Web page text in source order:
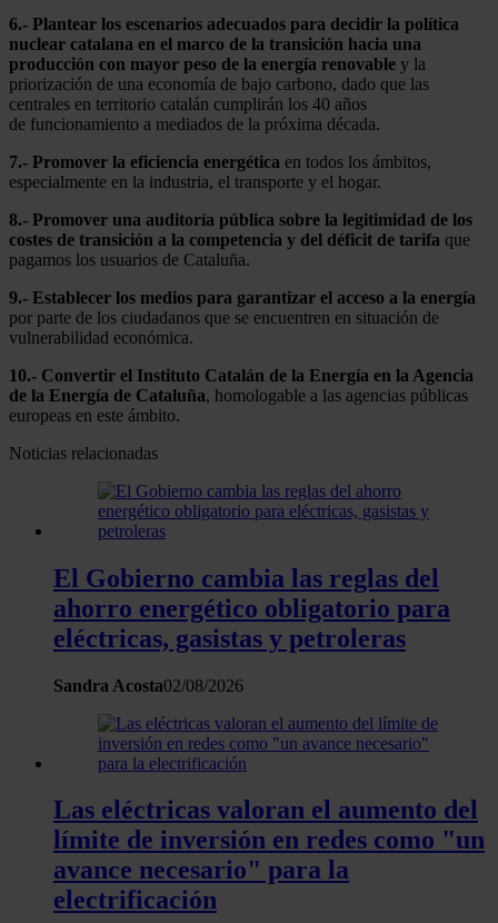
6.- Plantear los escenarios adecuados para decidir la política
nuclear catalana en el marco de la transición hacia una
producción con mayor peso de la energía renovable y la
priorización de una economía de bajo carbono, dado que las
centrales en territorio catalán cumplirán los 40 años
de funcionamiento a mediados de la próxima década.
7.- Promover la eficiencia energética en todos los ámbitos,
especialmente en la industria, el transporte y el hogar.
8.- Promover una auditoría pública sobre la legitimidad de los
costes de transición a la competencia y del déficit de tarifa que
pagamos los usuarios de Cataluña.
9.- Establecer los medios para garantizar el acceso a la energía
por parte de los ciudadanos que se encuentren en situación de
vulnerabilidad económica.
10.- Convertir el Instituto Catalán de la Energía en la Agencia
de la Energía de Cataluña, homologable a las agencias públicas
europeas en este ámbito.
Noticias relacionadas
El Gobierno cambia las reglas del
ahorro energético obligatorio para
eléctricas, gasistas y petroleras
Sandra Acosta02/08/2026
Las eléctricas valoran el aumento del
límite de inversión en redes como "un
avance necesario" para la
electrificación